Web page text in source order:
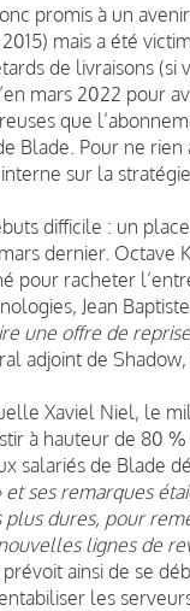
promis à un
mais a été
de livraisons
mars 2022 pour
que
Blade. Pour ne
sur la stratégie.
difficile : un
dernier. Octave
pour racheter
Jean
une offre de
adjoint de
Xaviel Niel, le
à hauteur de 80
salariés de Blade
et ses remarques
plus dures, pour
lignes de
prévoit ainsi de se
les